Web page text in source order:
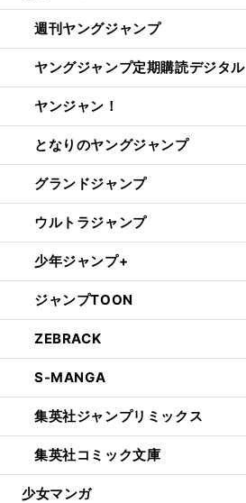
週刊ヤングジャンプ
ヤングジャンプ定期購読デジタル
ヤンジャン！
となりのヤングジャンプ
グランドジャンプ
ウルトラジャンプ
少年ジャンプ+
ジャンプTOON
ZEBRACK
S-MANGA
集英社ジャンプリミックス
集英社コミック文庫
少女マンガ